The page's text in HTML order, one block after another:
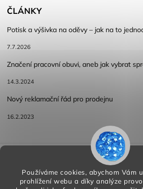
Používáme cookies, abychom Vám
prohlížení webu a díky analýze
ČLÁNKY
Potisk a výšivka na oděvy – jak na to
7.7.2026
Značení pracovní obuvi, aneb jak vybrat
14.3.2024
Nový reklamační řád pro prodejnu
16.2.2023
Reklamace a vracení zboží
Podmínky ochrany